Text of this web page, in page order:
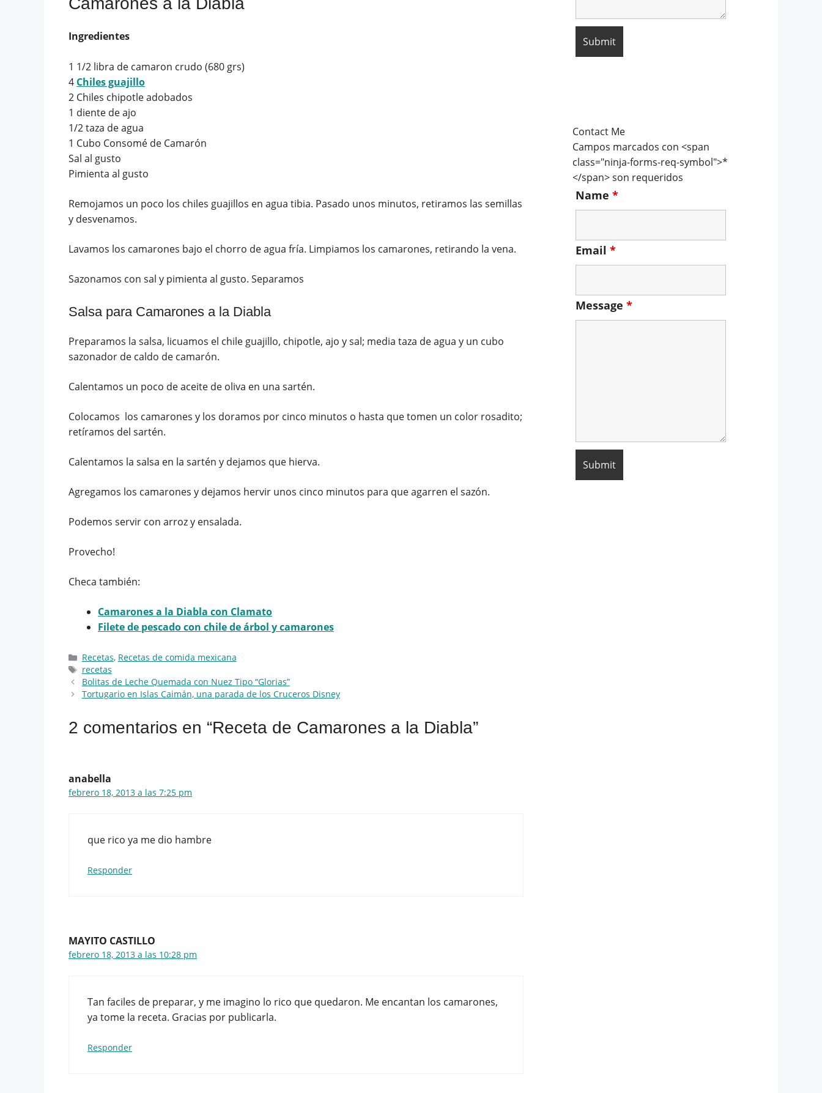
Ingredientes
1 1/2 libra de camaron crudo (680 grs)
4 Chiles guajillo
2 Chiles chipotle adobados
1 diente de ajo
1/2 taza de agua
1 Cubo Consomé de Camarón
Sal al gusto
Pimienta al gusto
Remojamos un poco los chiles guajillos en agua tibia. Pasado unos minutos, retiramos las semillas
y desvenamos.
Lavamos los camarones bajo el chorro de agua fría. Limpiamos los camarones, retirando la vena.
Sazonamos con sal y pimienta al gusto. Separamos
Salsa para Camarones a la Diabla
Preparamos la salsa, licuamos el chile guajillo, chipotle, ajo y sal; media taza de agua y un cubo
sazonador de caldo de camarón.
Calentamos un poco de aceite de oliva en una sartén.
Colocamos los camarones y los doramos por cinco minutos o hasta que tomen un color rosadito;
retíramos del sartén.
Calentamos la salsa en la sartén y dejamos que hierva.
Agregamos los camarones y dejamos hervir unos cinco minutos para que agarren el sazón.
Podemos servir con arroz y ensalada.
Provecho!
Checa también:
Camarones a la Diabla con Clamato
Filete de pescado con chile de árbol y camarones
Categorías
Recetas, Recetas de comida mexicana
Etiquetas
recetas
Bolitas de Leche Quemada con Nuez Tipo “Glorias”
Tortugario en Islas Caimán, una parada de los Cruceros Disney
2 comentarios en “Receta de Camarones a la Diabla”
anabella
febrero 18, 2013 a las 7:25 pm
que rico ya me dio hambre
Responder
MAYITO CASTILLO
febrero 18, 2013 a las 10:28 pm
Tan faciles de preparar, y me imagino lo rico que quedaron. Me encantan los camarones,
ya tome la receta. Gracias por publicarla.
Responder
Contact Me
Campos marcados con <span
class="ninja-forms-req-symbol">*
</span> son requeridos
Name *
Email *
Message *